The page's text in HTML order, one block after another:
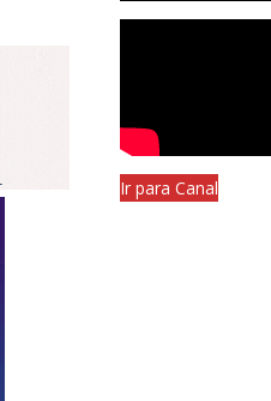
Ir para Canal